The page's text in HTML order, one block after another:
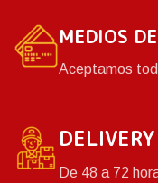
MEDIOS
Aceptamos
DELIVERY
De 48 a 72